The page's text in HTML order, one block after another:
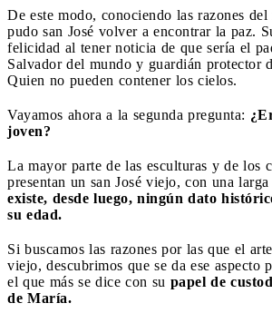
De este modo, conociendo las razones del
pudo san José volver a encontrar la paz.
felicidad al tener noticia de que sería el
Salvador del mundo y guardián protector
Quien no pueden contener los cielos.
Vayamos ahora a la segunda pregunta:
joven?
La mayor parte de las esculturas y de los
presentan un san José viejo, con una larga
existe, desde luego, ningún dato
su edad.
Si buscamos las razones por las que el
viejo, descubrimos que se da ese aspecto
el que más se dice con su papel de
de María.